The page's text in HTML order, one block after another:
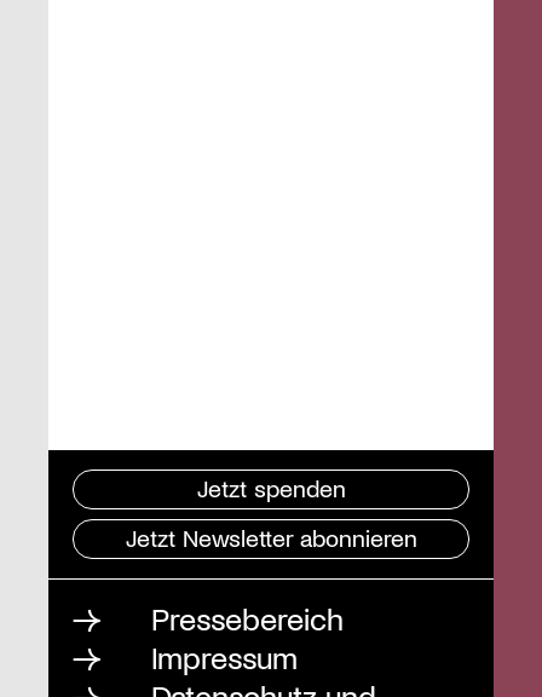
Jetzt spenden
Jetzt Newsletter abonnieren
Pressebereich
Impressum